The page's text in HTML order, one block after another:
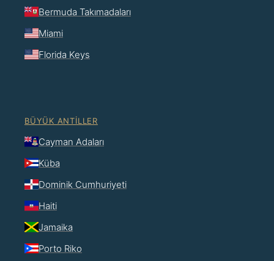
Bermuda Takımadaları
Miami
Florida Keys
BÜYÜK ANTILLER
Cayman Adaları
Küba
Dominik Cumhuriyeti
Haiti
Jamaika
Porto Riko